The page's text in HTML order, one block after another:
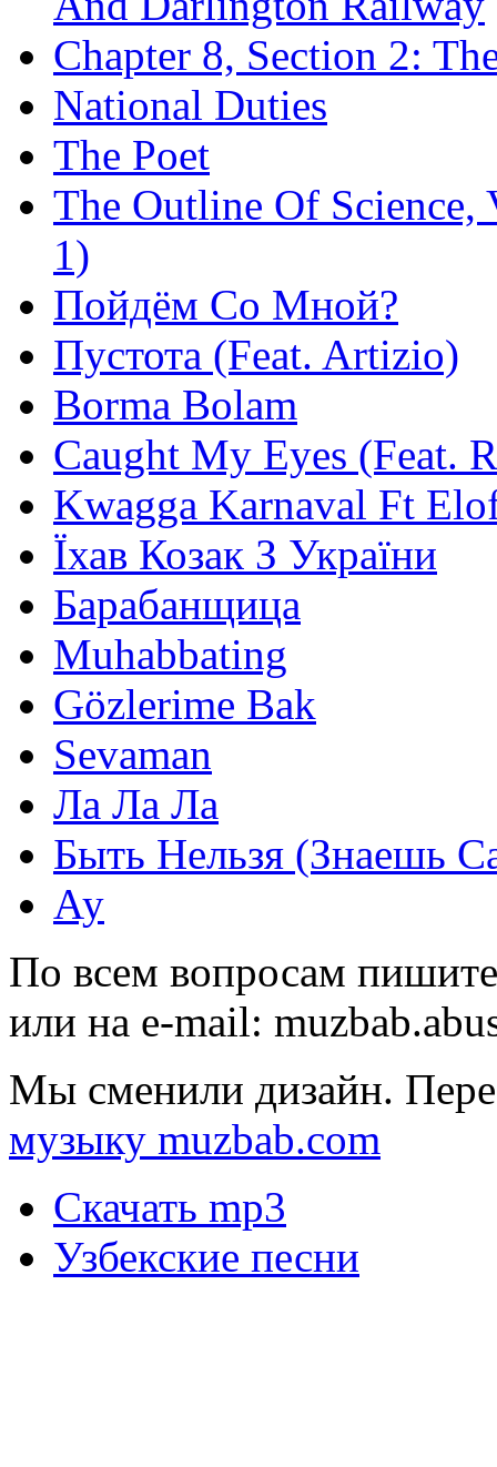
Chapter 8, Section 2:
National Duties
The Poet
The Outline Of
1)
Пойдём Со Мной?
Пустота (Feat. Artizio)
Borma Bolam
Caught My Eyes (Feat.
Kwagga Karnaval Ft
Їхав Козак З України
Барабанщица
Muhabbating
Gözlerime Bak
Sevaman
Ла Ла Ла
Быть Нельзя (Знаешь
Ау
По всем вопросам
или на e-mail:
Мы сменили дизайн.
музыку muzbab.com
Скачать mp3
Узбекские песни